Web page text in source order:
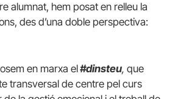
alumnat, hem posat en relleu la
des d’una doble perspectiva:
en marxa el#dinsteu, que
transversal de centre pel curs